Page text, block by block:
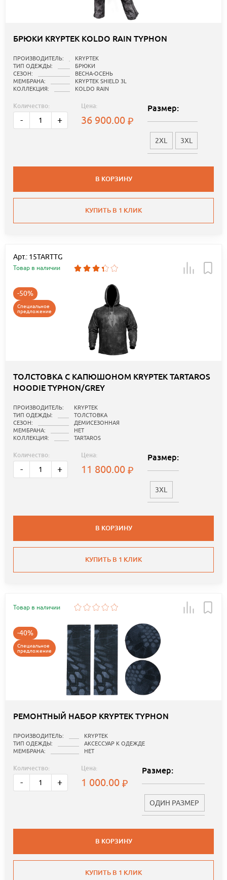
БРЮКИ KRYPTEK KOLDO RAIN TYPHON
ПРОИЗВОДИТЕЛЬ:
KRYPTEK
ТИП ОДЕЖДЫ:
БРЮКИ
СЕЗОН:
ВЕСНА-ОСЕНЬ
МЕМБРАНА:
KRYPTEK SHIELD 3L
КОЛЛЕКЦИЯ:
KOLDO RAIN
Количество:
- +
Цена:
36 900.00
Размер:
2XL 3XL
В КОРЗИНУ
КУПИТЬ В 1 КЛИК
Арт.: 15TARTTG
Товар в наличии
-50%
Специальное
предложение
ТОЛСТОВКА С КАПЮШОНОМ KRYPTEK TARTAROS
HOODIE TYPHON/GREY
ПРОИЗВОДИТЕЛЬ:
KRYPTEK
ТИП ОДЕЖДЫ:
ТОЛСТОВКА
СЕЗОН:
ДЕМИСЕЗОННАЯ
МЕМБРАНА:
НЕТ
КОЛЛЕКЦИЯ:
TARTAROS
Количество:
- +
Цена:
11 800.00
Размер:
3XL
В КОРЗИНУ
КУПИТЬ В 1 КЛИК
Товар в наличии
-40%
Специальное
предложение
РЕМОНТНЫЙ НАБОР KRYPTEK TYPHON
ПРОИЗВОДИТЕЛЬ:
KRYPTEK
ТИП ОДЕЖДЫ:
АКСЕССУАР К ОДЕЖДЕ
МЕМБРАНА:
НЕТ
Количество:
- +
Цена:
1 000.00
Размер:
ОДИН РАЗМЕР
В КОРЗИНУ
КУПИТЬ В 1 КЛИК